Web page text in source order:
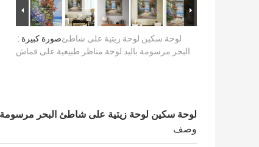
صورة كبيرة :لوحة سكين لوحة زيتية على شاطئ
البحر مرسومة باليد لوحة مناظر طبيعية على قماش
لوحة سكين لوحة زيتية على شاطئ البحر
وصف